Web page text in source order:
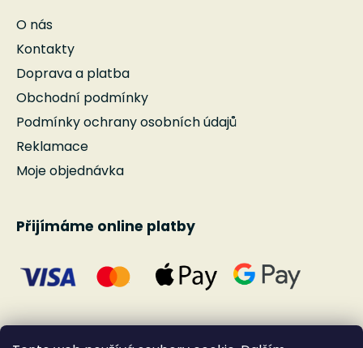
O nás
Kontakty
Doprava a platba
Obchodní podmínky
Podmínky ochrany osobních údajů
Reklamace
Moje objednávka
Přijímáme online platby